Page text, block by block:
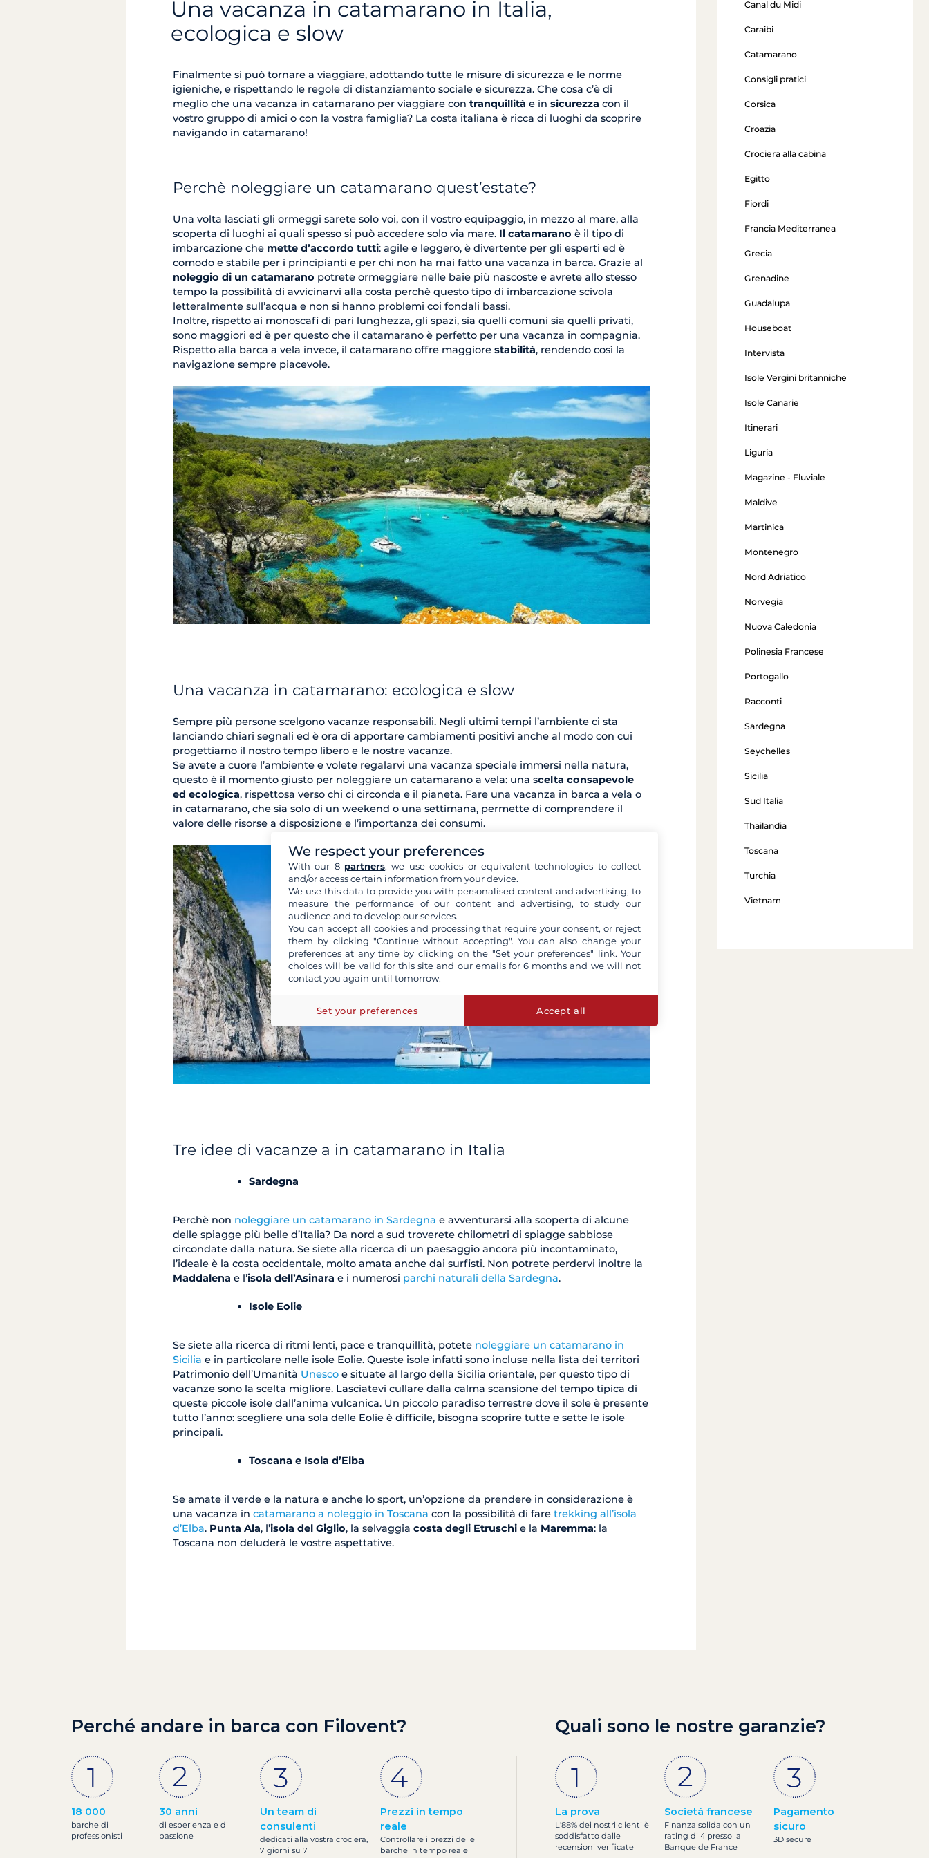
Una vacanza in catamarano in Italia,
ecologica e slow
Finalmente si può tornare a viaggiare, adottando tutte le misure di sicurezza e le norme
igieniche, e rispettando le regole di distanziamento sociale e sicurezza. Che cosa c’è di
meglio che una vacanza in catamarano per viaggiare con tranquillità e in sicurezza con il
vostro gruppo di amici o con la vostra famiglia? La costa italiana è ricca di luoghi da scoprire
navigando in catamarano!
Perchè noleggiare un catamarano quest’estate?
Una volta lasciati gli ormeggi sarete solo voi, con il vostro equipaggio, in mezzo al mare, alla
scoperta di luoghi ai quali spesso si può accedere solo via mare. Il catamarano è il tipo di
imbarcazione che mette d’accordo tutti: agile e leggero, è divertente per gli esperti ed è
comodo e stabile per i principianti e per chi non ha mai fatto una vacanza in barca. Grazie al
noleggio di un catamarano potrete ormeggiare nelle baie più nascoste e avrete allo stesso
tempo la possibilità di avvicinarvi alla costa perchè questo tipo di imbarcazione scivola
letteralmente sull’acqua e non si hanno problemi coi fondali bassi.
Inoltre, rispetto ai monoscafi di pari lunghezza, gli spazi, sia quelli comuni sia quelli privati,
sono maggiori ed è per questo che il catamarano è perfetto per una vacanza in compagnia.
Rispetto alla barca a vela invece, il catamarano offre maggiore stabilità, rendendo così la
navigazione sempre piacevole.
Una vacanza in catamarano: ecologica e slow
Sempre più persone scelgono vacanze responsabili. Negli ultimi tempi l’ambiente ci sta
lanciando chiari segnali ed è ora di apportare cambiamenti positivi anche al modo con cui
progettiamo il nostro tempo libero e le nostre vacanze.
Se avete a cuore l’ambiente e volete regalarvi una vacanza speciale immersi nella natura,
questo è il momento giusto per noleggiare un catamarano a vela: una scelta consapevole
ed ecologica, rispettosa verso chi ci circonda e il pianeta. Fare una vacanza in barca a vela o
in catamarano, che sia solo di un weekend o una settimana, permette di comprendere il
valore delle risorse a disposizione e l’importanza dei consumi.
Tre idee di vacanze a in catamarano in Italia
Sardegna
Perchè non noleggiare un catamarano in Sardegna e avventurarsi alla scoperta di alcune
delle spiagge più belle d’Italia? Da nord a sud troverete chilometri di spiagge sabbiose
circondate dalla natura. Se siete alla ricerca di un paesaggio ancora più incontaminato,
l’ideale è la costa occidentale, molto amata anche dai surfisti. Non potrete perdervi inoltre la
Maddalena e l’isola dell’Asinara e i numerosi parchi naturali della Sardegna.
Isole Eolie
Se siete alla ricerca di ritmi lenti, pace e tranquillità, potete noleggiare un catamarano in
Sicilia e in particolare nelle isole Eolie. Queste isole infatti sono incluse nella lista dei territori
Patrimonio dell’Umanità Unesco e situate al largo della Sicilia orientale, per questo tipo di
vacanze sono la scelta migliore. Lasciatevi cullare dalla calma scansione del tempo tipica di
queste piccole isole dall’anima vulcanica. Un piccolo paradiso terrestre dove il sole è presente
tutto l’anno: scegliere una sola delle Eolie è difficile, bisogna scoprire tutte e sette le isole
principali.
Toscana e Isola d’Elba
Se amate il verde e la natura e anche lo sport, un’opzione da prendere in considerazione è
una vacanza in catamarano a noleggio in Toscana con la possibilità di fare trekking all’isola
d’Elba. Punta Ala, l’isola del Giglio, la selvaggia costa degli Etruschi e la Maremma: la
Toscana non deluderà le vostre aspettative.
Canal du Midi
Caraibi
Catamarano
Consigli pratici
Corsica
Croazia
Crociera alla cabina
Egitto
Fiordi
Francia Mediterranea
Grecia
Grenadine
Guadalupa
Houseboat
Intervista
Isole Vergini britanniche
Isole Canarie
Itinerari
Liguria
Magazine - Fluviale
Maldive
Martinica
Montenegro
Nord Adriatico
Norvegia
Nuova Caledonia
Polinesia Francese
Portogallo
Racconti
Sardegna
Seychelles
Sicilia
Sud Italia
Thailandia
Toscana
Turchia
Vietnam
Perché andare in barca con Filovent?
18 000
barche di
professionisti
30 anni
di esperienza e di
passione
Un team di
consulenti
dedicati alla vostra crociera,
7 giorni su 7
Prezzi in tempo
reale
Controllare i prezzi delle
barche in tempo reale
Quali sono le nostre garanzie?
La prova
L'88% dei nostri clienti è
soddisfatto dalle
recensioni verificate
Societá francese
Finanza solida con un
rating di 4 presso la
Banque de France
Pagamento
sicuro
3D secure
We respect your preferences
With our 8 partners, we use cookies or equivalent technologies to collect
and/or access certain information from your device.
We use this data to provide you with personalised content and advertising, to
measure the performance of our content and advertising, to study our
audience and to develop our services.
You can accept all cookies and processing that require your consent, or reject
them by clicking "Continue without accepting". You can also change your
preferences at any time by clicking on the "Set your preferences" link. Your
choices will be valid for this site and our emails for 6 months and we will not
contact you again until tomorrow.
Set your preferences Accept all